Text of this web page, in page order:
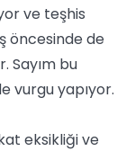
ve teşhis
öncesinde de
Sayım bu
vurgu yapıyor.
eksikliği ve